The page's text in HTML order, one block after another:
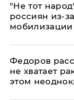
​"Не тот
россиян из-
мобилизации
Федоров
не хватает
этом